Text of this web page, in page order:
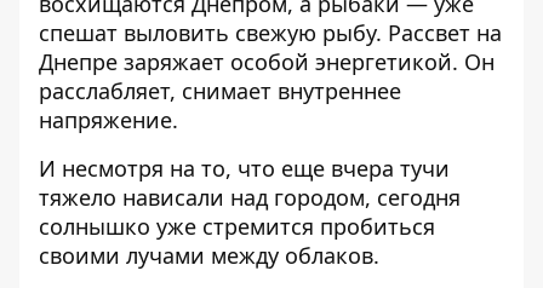
спешат выловить свежую рыбу. Рассвет на
Днепре заряжает особой энергетикой. Он
расслабляет, снимает внутреннее
напряжение.
И несмотря на то, что еще вчера тучи
тяжело нависали над городом, сегодня
солнышко уже стремится пробиться
своими лучами между облаков.